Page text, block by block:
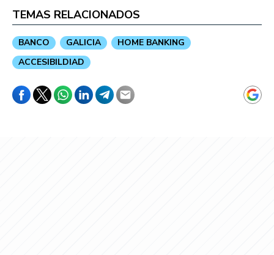
TEMAS RELACIONADOS
BANCO GALICIA
HOME BANKING
ACCESIBILDIAD